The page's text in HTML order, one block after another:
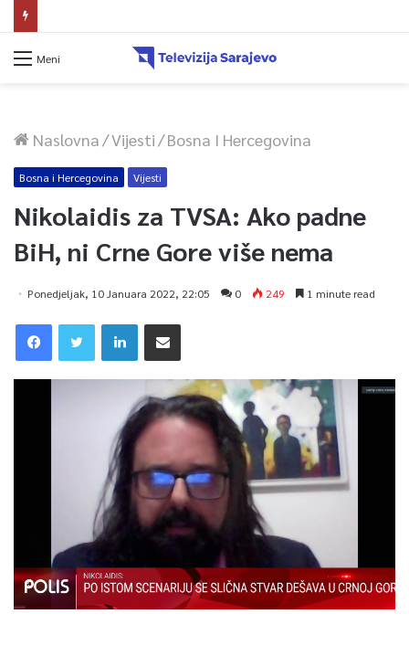
Meni
Naslovna/Vijesti/Bosna I Hercegovina
Bosna i Hercegovina Vijesti
Nikolaidis za TVSA: Ako padne
BiH, ni Crne Gore više nema
Ponedjeljak, 10 Januara 2022, 22:05 0 249 1 minute read